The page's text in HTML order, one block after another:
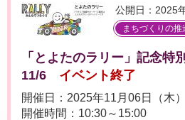
公開日：2025
まちづくりの推
「とよたのラリー」記念
11/6
イベント終了
開催日：2025年11月06日（木）
開催時間：10:30～15:00